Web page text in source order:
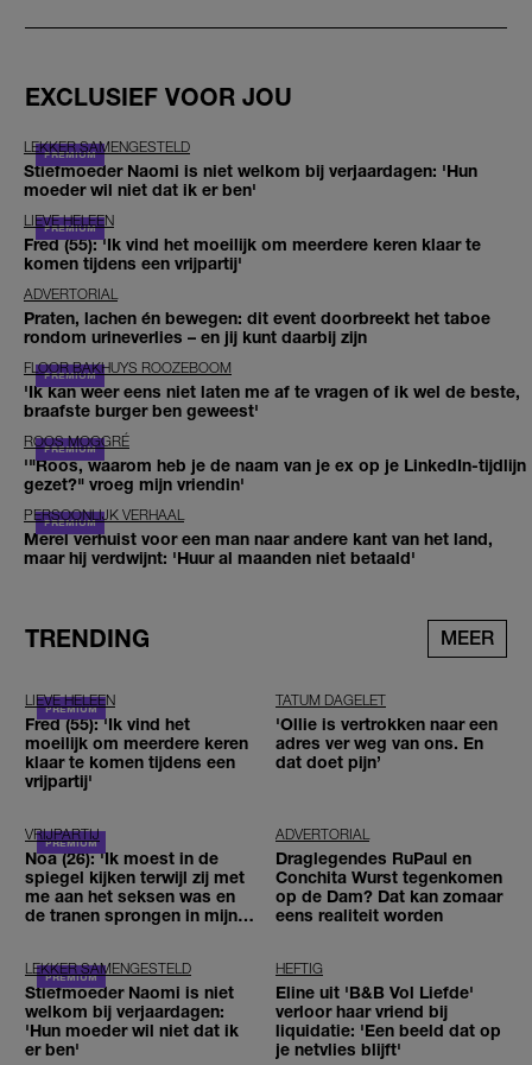
EXCLUSIEF VOOR JOU
LEKKER SAMENGESTELD
Stiefmoeder Naomi is niet welkom bij verjaardagen: 'Hun
moeder wil niet dat ik er ben'
LIEVE HELEEN
Fred (55): 'Ik vind het moeilijk om meerdere keren klaar te
komen tijdens een vrijpartij'
ADVERTORIAL
Praten, lachen én bewegen: dit event doorbreekt het taboe
rondom urineverlies – en jij kunt daarbij zijn
FLOOR BAKHUYS ROOZEBOOM
'Ik kan weer eens niet laten me af te vragen of ik wel de beste,
braafste burger ben geweest'
ROOS MOGGRÉ
'"Roos, waarom heb je de naam van je ex op je LinkedIn-tijdlijn
gezet?" vroeg mijn vriendin'
PERSOONLIJK VERHAAL
Merel verhuist voor een man naar andere kant van het land,
maar hij verdwijnt: 'Huur al maanden niet betaald'
TRENDING MEER
LIEVE HELEEN
Fred (55): 'Ik vind het
moeilijk om meerdere keren
klaar te komen tijdens een
vrijpartij'
TATUM DAGELET
'Ollie is vertrokken naar een
adres ver weg van ons. En
dat doet pijn’
VRIJPARTIJ
Noa (26): 'Ik moest in de
spiegel kijken terwijl zij met
me aan het seksen was en
de tranen sprongen in mijn
ADVERTORIAL
Draglegendes RuPaul en
Conchita Wurst tegenkomen
op de Dam? Dat kan zomaar
eens realiteit worden
LEKKER SAMENGESTELD
Stiefmoeder Naomi is niet
welkom bij verjaardagen:
'Hun moeder wil niet dat ik
er ben'
HEFTIG
Eline uit 'B&B Vol Liefde'
verloor haar vriend bij
liquidatie: 'Een beeld dat op
je netvlies blijft'